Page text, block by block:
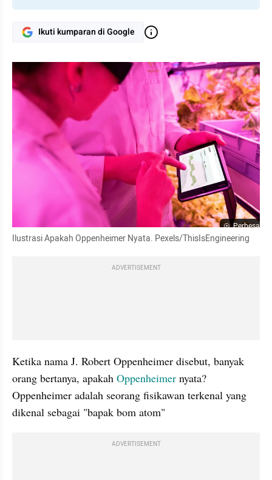
Ikuti kumparan di Google
Perbesar
Ilustrasi Apakah Oppenheimer Nyata. Pexels/ThisIsEngineering
ADVERTISEMENT
Ketika nama J. Robert Oppenheimer disebut, banyak
orang bertanya, apakah Oppenheimer nyata?
Oppenheimer adalah seorang fisikawan terkenal yang
dikenal sebagai "bapak bom atom"
ADVERTISEMENT